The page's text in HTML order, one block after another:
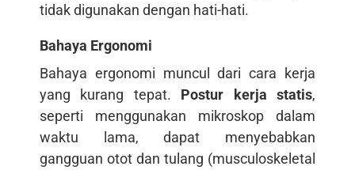
tidak digunakan dengan hati-hati.
Bahaya Ergonomi
Bahaya ergonomi muncul dari cara kerja
yang kurang tepat. Postur kerja statis,
seperti menggunakan mikroskop dalam
waktu lama, dapat menyebabkan
gangguan otot dan tulang (musculoskeletal